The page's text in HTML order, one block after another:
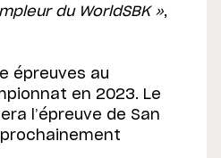
du WorldSBK »,
épreuves au
en 2023. Le
l’épreuve de San